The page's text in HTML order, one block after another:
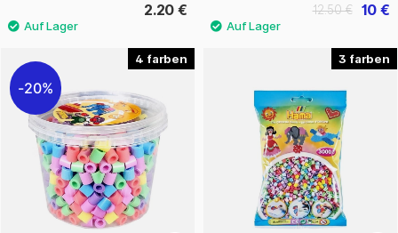
2.20 € 10 €
12.50 €
4
20%
3